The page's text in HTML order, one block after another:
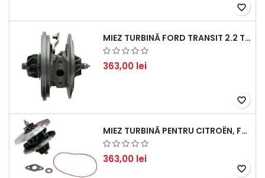
favorite_border
MIEZ TURBINĂ FORD TRANSIT 2.2 TDCI (2007-2016)
363,00 lei
favorite_border
MIEZ TURBINĂ PENTRU CITROËN, FORD, MAZDA, MINI, PEUGEOT ȘI VOLVO - MOTORIZĂRI 1.6 HDI ȘI 1.6 D
363,00 lei
favorite_border